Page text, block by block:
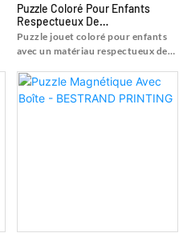
Puzzle Coloré Pour Enfants
Respectueux De
L'environnement - BESTRAND
PRINTING
Puzzle jouet coloré pour enfants
avec un matériau respectueux de
détails et le prix sur Puzzle jouet
Puzzle de Puzzle jouet coloré pour